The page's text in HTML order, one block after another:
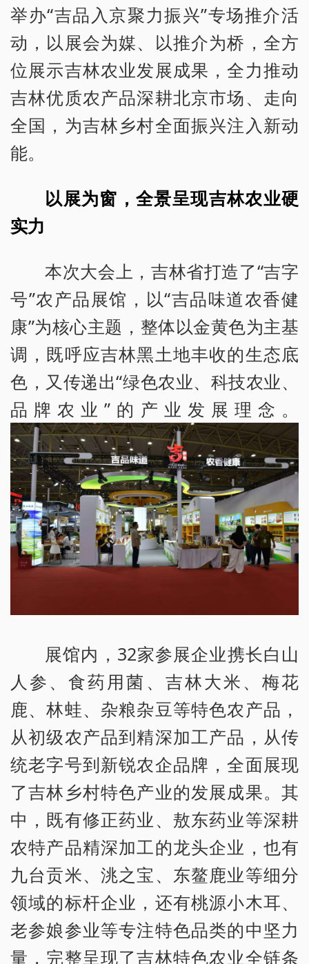
举办“吉品入京聚力振兴”专场推介活
动，以展会为媒、以推介为桥，全方
位展示吉林农业发展成果，全力推动
吉林优质农产品深耕北京市场、走向
全国，为吉林乡村全面振兴注入新动
能。
以展为窗，全景呈现吉林农业硬
实力
本次大会上，吉林省打造了“吉字
号”农产品展馆，以“吉品味道农香健
康”为核心主题，整体以金黄色为主基
调，既呼应吉林黑土地丰收的生态底
色，又传递出“绿色农业、科技农业、
品牌农业”的产业发展理念。
展馆内，32家参展企业携长白山
人参、食药用菌、吉林大米、梅花
鹿、林蛙、杂粮杂豆等特色农产品，
从初级农产品到精深加工产品，从传
统老字号到新锐农企品牌，全面展现
了吉林乡村特色产业的发展成果。其
中，既有修正药业、敖东药业等深耕
农特产品精深加工的龙头企业，也有
九台贡米、洮之宝、东鳌鹿业等细分
领域的标杆企业，还有桃源小木耳、
老参娘参业等专注特色品类的中坚力
量，完整呈现了吉林特色农业全链条